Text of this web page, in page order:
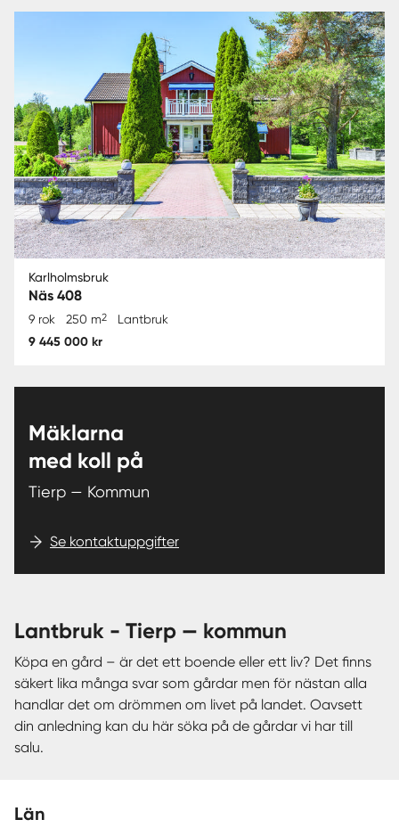
Karlholmsbruk
Näs 408
9 rok 250 m2 Lantbruk
9 445 000 kr
Mäklarna
med koll på
Tierp — Kommun
Se kontaktuppgifter
lantbruk - Tierp — kommun
Köpa en gård – är det ett boende eller ett liv? Det finns
säkert lika många svar som gårdar men för nästan alla
handlar det om drömmen om livet på landet. Oavsett
din anledning kan du här söka på de gårdar vi har till
salu.
Län